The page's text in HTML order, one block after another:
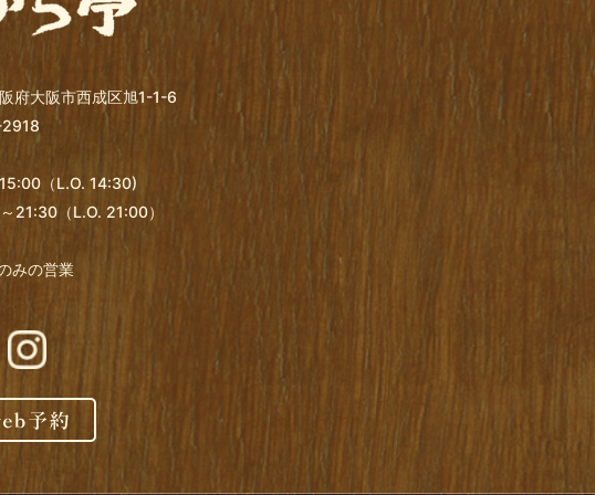
大阪市西成区旭1-1-6
（L.O. 14:30)
21:30（L.O. 21:00）
みの営業